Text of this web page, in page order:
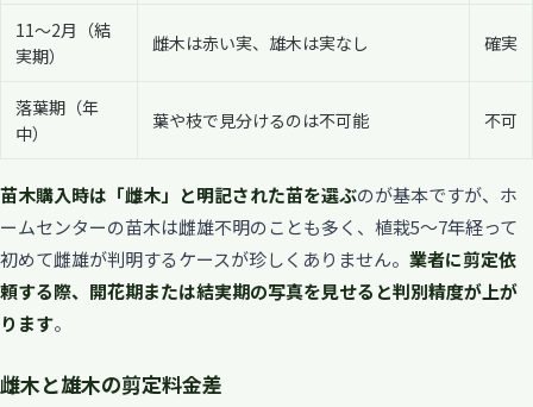
11〜2月（結
実期）
雌木は赤い実、雄木は実なし 確実
落葉期（年
中）
葉や枝で見分けるのは不可能 不可
苗木購入時は「雌木」と明記された苗を選ぶのが基本ですが、ホ
ームセンターの苗木は雌雄不明のことも多く、植栽5〜7年経って
初めて雌雄が判明するケースが珍しくありません。 業者に剪定依
頼する際、開花期または結実期の写真を見せると判別精度が上が
ります。
雌木と雄木の剪定料金差